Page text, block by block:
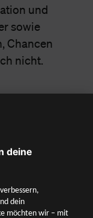
und
sowie
Chancen
nicht.